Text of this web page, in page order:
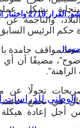
متلازمة مقديشو:بشكل
والناجمة
حكم الرئيس
مواقف جامدة
مضيفًا أن
تحولًا عن
في تجمع
أجل إعادة